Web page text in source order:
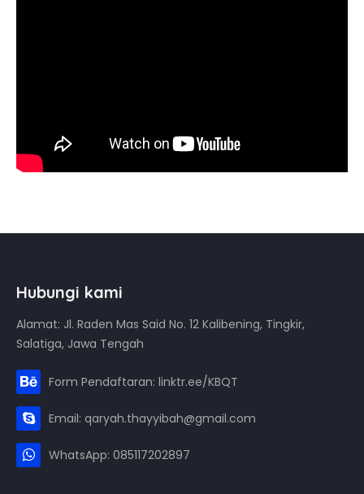
Hubungi kami
Alamat: Jl. Raden Mas Said No. 12 Kalibening, Tingkir,
Salatiga, Jawa Tengah
Form Pendaftaran: linktr.ee/KBQT
Email: qaryah.thayyibah@gmail.com
WhatsApp: 085117202897